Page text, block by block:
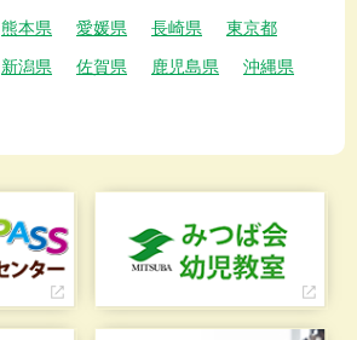
熊本県 愛媛県 長崎県
東京都
新潟県 佐賀県 鹿児島県
沖縄県